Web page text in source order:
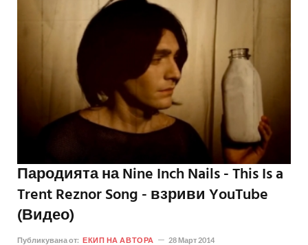
Пародията на Nine Inch Nails - This Is a
Trent Reznor Song - взриви YouTube
(Видео)
Публикувана от: ЕКИП НА АВТОРА 28 Март 2014